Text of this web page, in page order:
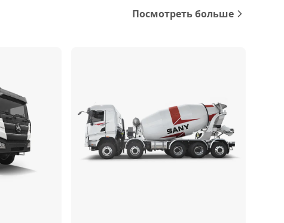
Посмотреть больше